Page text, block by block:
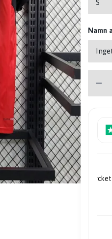
Namn
"Mycket nöjd... priserna är mycket